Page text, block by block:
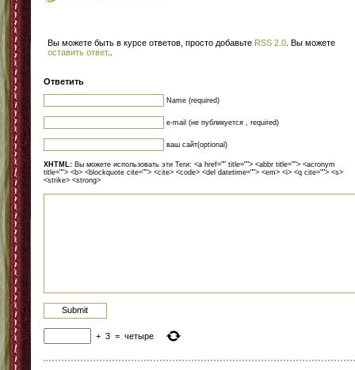
Вы можете быть в курсе ответов, просто добавьте RSS 2.0 . Вы можете
оставить ответ.
Ответить
Name (required)
e-mail (не публикуется , required)
ваш сайт(optional)
XHTML: Вы можете использовать эти Теги: <a href="" title=""> <abbr title=""> <acronym
title=""> <b> <blockquote cite=""> <cite> <code> <del datetime=""> <em> <i> <q cite=""> <s>
<strike> <strong>
+ 3 = четыре